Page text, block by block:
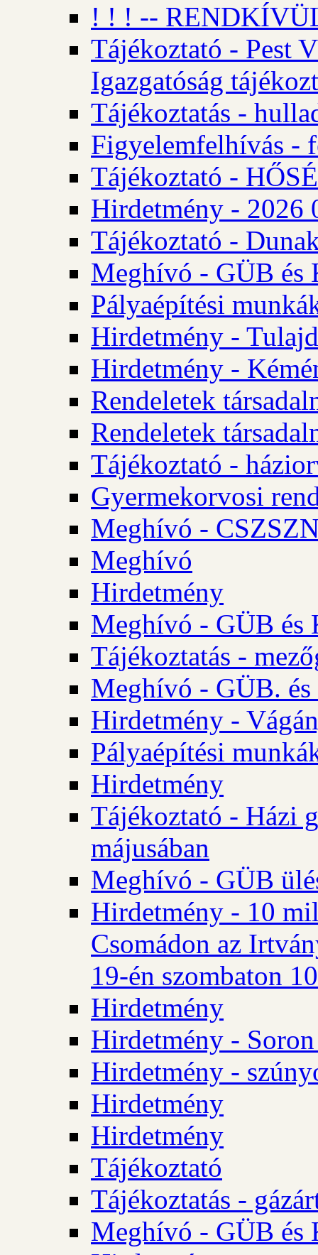
! ! ! --
Tájékoztató - Pest
Igazgatóság
Tájékoztatás -
Figyelemfelhívás -
Tájékoztató -
Hirdetmény - 2026
Tájékoztató -
Meghívó - GÜB és
Pályaépítési
Hirdetmény -
Hirdetmény -
Rendeletek
Rendeletek
Tájékoztató -
Gyermekorvosi
Meghívó -
Meghívó
Hirdetmény
Meghívó - GÜB és
Tájékoztatás -
Meghívó - GÜB.
Hirdetmény -
Pályaépítési
Hirdetmény
Tájékoztató - Házi
májusában
Meghívó - GÜB
Hirdetmény - 10
Csomádon az
19-én szombaton
Hirdetmény
Hirdetmény -
Hirdetmény -
Hirdetmény
Hirdetmény
Tájékoztató
Tájékoztatás -
Meghívó - GÜB és